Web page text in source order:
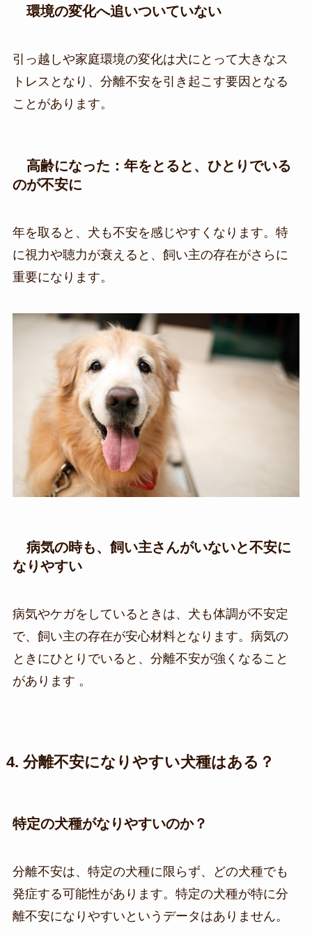
環境の変化へ追いついていない
引っ越しや家庭環境の変化は犬にとって大きなス
トレスとなり、分離不安を引き起こす要因となる
ことがあります。
高齢になった：年をとると、ひとりでいる
のが不安に
年を取ると、犬も不安を感じやすくなります。特
に視力や聴力が衰えると、飼い主の存在がさらに
重要になります。
病気の時も、飼い主さんがいないと不安に
なりやすい
病気やケガをしているときは、犬も体調が不安定
で、飼い主の存在が安心材料となります。病気の
ときにひとりでいると、分離不安が強くなること
があります ​​。
4. 分離不安になりやすい犬種はある？
特定の犬種がなりやすいのか？
分離不安は、特定の犬種に限らず、どの犬種でも
発症する可能性があります。特定の犬種が特に分
離不安になりやすいというデータはありません。